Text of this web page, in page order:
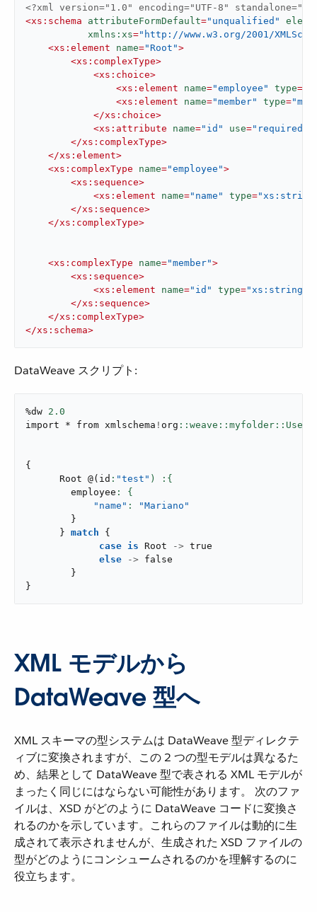
<?xml version="1.0" encoding="UTF-8"
<xs:schema attributeFormDefault="unqualified"
xmlns:xs="http://www.w3.org/2001/
<xs:element name="Root">
<xs:complexType>
<xs:choice>
<xs:element name="employee" type=
<xs:element name="member" type=
</xs:choice>
<xs:attribute name="id" use="required"
</xs:complexType>
</xs:element>
<xs:complexType name="employee">
<xs:sequence>
<xs:element name="name" type=
</xs:sequence>
</xs:complexType>
<xs:complexType name="member">
<xs:sequence>
<xs:element name="id" type="xs:string"
</xs:sequence>
</xs:complexType>
</xs:schema>
DataWeave スクリプト:
%dw 2.0
import * from xmlschema ! org
{
      Root
@( id : "test"
        employee
"name" :
"Mariano"
}
} match
{
case is Root -> true
else
-> false
}
}
XML モデルから
DataWeave 型へ
XML スキーマの型システムは DataWeave 型ディレクテ
ィブに変換されますが、この 2 つの型モデルは異なるた
め、結果として DataWeave 型で表される XML モデルが
まったく同じにはならない可能性があります。 次のファ
イルは、XSD がどのように DataWeave コードに変換さ
れるのかを示しています。これらのファイルは動的に生
成されて表示されませんが、生成された XSD ファイルの
型がどのようにコンシュームされるのかを理解するのに
役立ちます。